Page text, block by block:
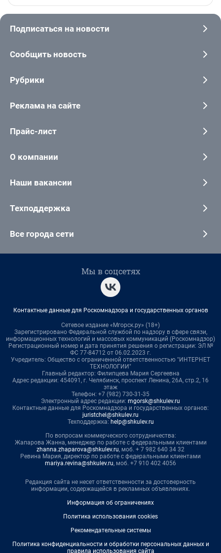
Подписаться на новости
Сообщить новость
Рубрики
Реклама на сайте
Прайс-лист
О компании
Наши вакансии
Техподдержка
Все города сети
Мы в соцсетях
Контактные данные для Роскомнадзора и государственных органов
Сетевое издание «Мгорск.ру» (18+)
Зарегистрировано Федеральной службой по надзору в сфере связи,
информационных технологий и массовых коммуникаций (Роскомнадзор)
Регистрационный номер и дата принятия решения о регистрации: ЭЛ №
ФС 77-84712 от 06.02.2023 г.
Учредитель: Общество с ограниченной ответственностью "ИНТЕРНЕТ
ТЕХНОЛОГИИ"
Главный редактор: Филипцева Мария Сергеевна
Адрес редакции: 454091, г. Челябинск, проспект Ленина, 26А, стр.2, 16
этаж
Телефон: +7 (982) 730-31-35
Электронный адрес редакции: mgorsk@shkulev.ru
Контактные данные для Роскомнадзора и государственных органов:
juristchel@shkulev.ru
Техподдержка: help@shkulev.ru
По вопросам коммерческого сотрудничества:
Жапарова Жанна, менеджер по работе с федеральными клиентами
zhanna.zhaparova@shkulev.ru, моб. + 7 982 640 34 32
Ревина Мария, директор по работе с федеральными клиентами
mariya.revina@shkulev.ru, моб. +7 910 402 4056
Редакция сайта не несет ответственности за достоверность
информации, содержащейся в рекламных объявлениях.
Информация об ограничениях
Политика использования cookies
Рекомендательные системы
Политика конфиденциальности и обработки персональных данных и
правила использования сайта